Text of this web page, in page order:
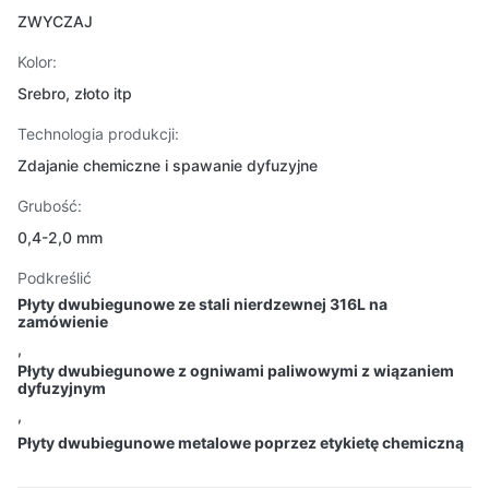
ZWYCZAJ
Kolor:
Srebro, złoto itp
Technologia produkcji:
Zdajanie chemiczne i spawanie dyfuzyjne
Grubość:
0,4-2,0 mm
Podkreślić
Płyty dwubiegunowe ze stali nierdzewnej 316L na
zamówienie
,
Płyty dwubiegunowe z ogniwami paliwowymi z wiązaniem
dyfuzyjnym
,
Płyty dwubiegunowe metalowe poprzez etykietę chemiczną